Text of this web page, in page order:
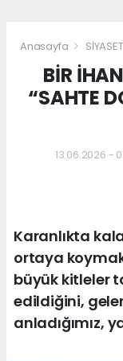
Anasayfa SİYASET
BİR
“SAHTE
13.06.2026 -
Karanlıkta
ortaya
büyük kitleler
edildiğini,
anladığımız,